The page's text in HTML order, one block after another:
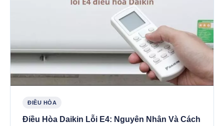
ĐIỀU HÒA
Điều Hòa Daikin Lỗi E4: Nguyên Nhân Và Cách